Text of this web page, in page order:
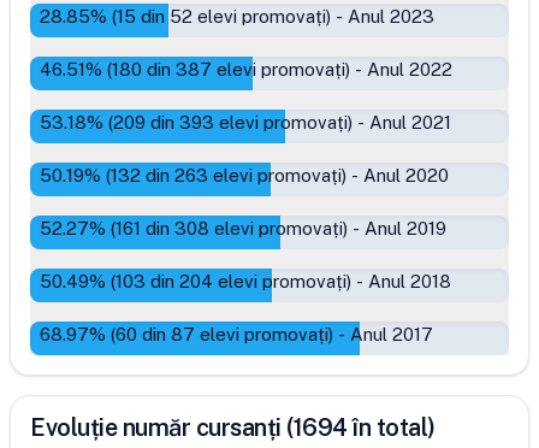
28.85% (15 din 52 elevi promovați) - Anul 2023
46.51% (180 din 387 elevi promovați) - Anul 2022
53.18% (209 din 393 elevi promovați) - Anul 2021
50.19% (132 din 263 elevi promovați) - Anul 2020
52.27% (161 din 308 elevi promovați) - Anul 2019
50.49% (103 din 204 elevi promovați) - Anul 2018
68.97% (60 din 87 elevi promovați) - Anul 2017
Evoluție număr cursanți (1694 în total)